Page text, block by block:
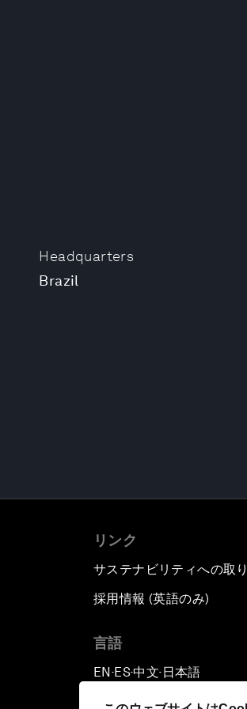
Headquarters
Brazil
リンク
サステナビリティへの取
採用情報 (英語のみ)
言語
EN ▪ES▪中文▪ 日本語